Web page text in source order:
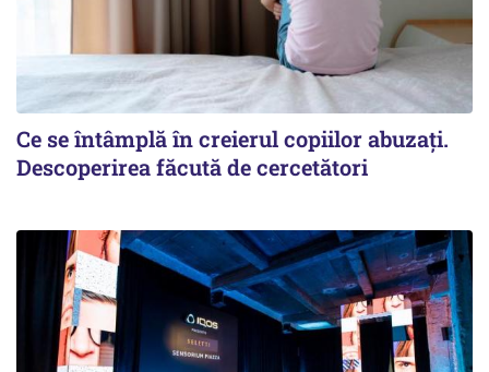
Ce se întâmplă în creierul copiilor abuzați.
Descoperirea făcută de cercetători